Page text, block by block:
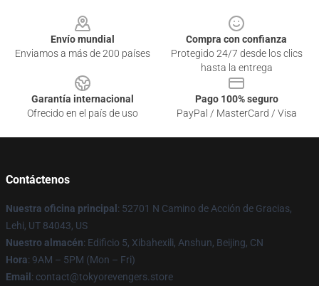
Envío mundial
Enviamos a más de 200 países
Compra con confianza
Protegido 24/7 desde los clics
hasta la entrega
Garantía internacional
Ofrecido en el país de uso
Pago 100% seguro
PayPal / MasterCard / Visa
Contáctenos
Nuestra oficina principal : 52701 N Camino de Acción de Gracias,
Lehi, UT 84043, US
Nuestro almacén: Edificio 5, Xibahexili, Anshun, Beijing, CN
Hora: 9AM – 5PM (Mon – Fri)
Email : contact@tokyorevengers.store